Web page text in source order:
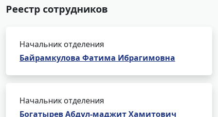
Реестр сотрудников
Начальник отделения
Байрамкулова Фатима Ибрагимовна
Начальник отделения
Богатырев Абдул-маджит Хамитович